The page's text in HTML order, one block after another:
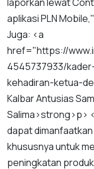
aplikasiPLNMobile,"
Juga: <a
href="https://www.
4545737933/kader
kehadiran-ketua-
KalbarAntusias
Salima>strong>p> <
dapatdimanfaatkan
khususnyauntuk
peningkatan